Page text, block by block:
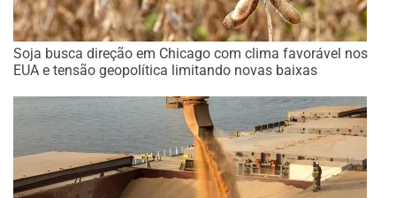
Soja busca direção em Chicago com clima favorável nos
EUA e tensão geopolítica limitando novas baixas